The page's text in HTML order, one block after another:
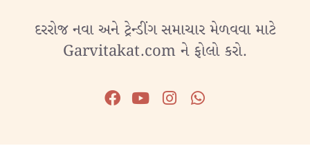
દરરોજ નવા અને ટ્રેન્ડીંગ સમાચાર મેળવવા માટે
Garvitakat.com ને ફોલો કરો.